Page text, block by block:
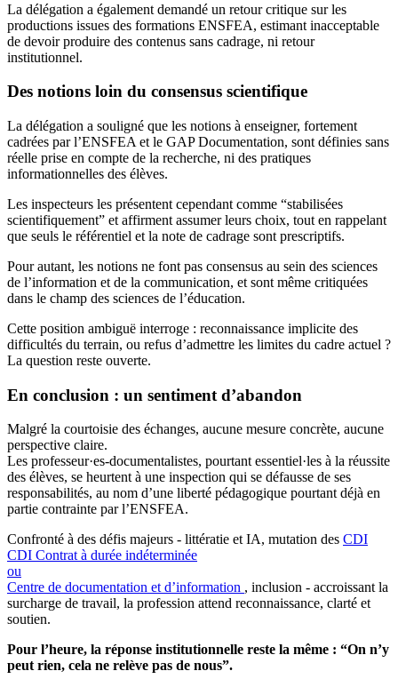
La délégation a également demandé un retour critique sur les
productions issues des formations ENSFEA, estimant inacceptable
de devoir produire des contenus sans cadrage, ni retour
institutionnel.
Des notions loin du consensus scientifique
La délégation a souligné que les notions à enseigner, fortement
cadrées par l’ENSFEA et le GAP Documentation, sont définies sans
réelle prise en compte de la recherche, ni des pratiques
informationnelles des élèves.
Les inspecteurs les présentent cependant comme “stabilisées
scientifiquement” et affirment assumer leurs choix, tout en rappelant
que seuls le référentiel et la note de cadrage sont prescriptifs.
Pour autant, les notions ne font pas consensus au sein des sciences
de l’information et de la communication, et sont même critiquées
dans le champ des sciences de l’éducation.
Cette position ambiguë interroge : reconnaissance implicite des
difficultés du terrain, ou refus d’admettre les limites du cadre actuel ?
La question reste ouverte.
En conclusion : un sentiment d’abandon
Malgré la courtoisie des échanges, aucune mesure concrète, aucune
perspective claire.
Les professeur·es-documentalistes, pourtant essentiel·les à la réussite
des élèves, se heurtent à une inspection qui se défausse de ses
responsabilités, au nom d’une liberté pédagogique pourtant déjà en
partie contrainte par l’ENSFEA.
Confronté à des défis majeurs - littératie et IA, mutation des CDI
CDI Contrat à durée indéterminée
ou
Centre de documentation et d’information , inclusion - accroissant la
surcharge de travail, la profession attend reconnaissance, clarté et
soutien.
Pour l’heure, la réponse institutionnelle reste la même : “On n’y
peut rien, cela ne relève pas de nous”.